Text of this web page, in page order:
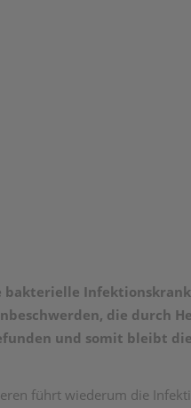
die durch
und somit bleibt
führt wiederum die